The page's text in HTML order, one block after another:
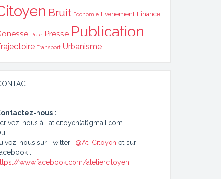
Bruit Economie Evenement Finance
Piste Presse Publication
Transport Urbanisme
:
nous :
nous à : at.citoyen(at)gmail.com
nous sur Twitter : @At_Citoyen et sur
:
www.facebook.com/ateliercitoyen